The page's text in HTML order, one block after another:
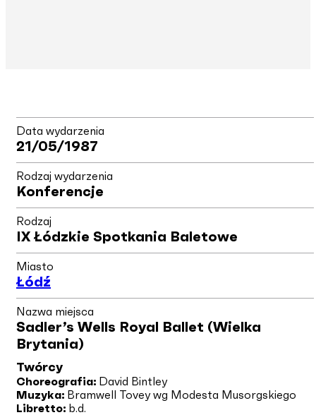
Data wydarzenia
21/05/1987
Rodzaj wydarzenia
Konferencje
Rodzaj
IX Łódzkie Spotkania Baletowe
Miasto
Łódź
Nazwa miejsca
Sadler’s Wells Royal Ballet (Wielka
Brytania)
Twórcy
Choreografia: David Bintley
Muzyka: Bramwell Tovey wg Modesta Musorgskiego
Libretto: b.d.